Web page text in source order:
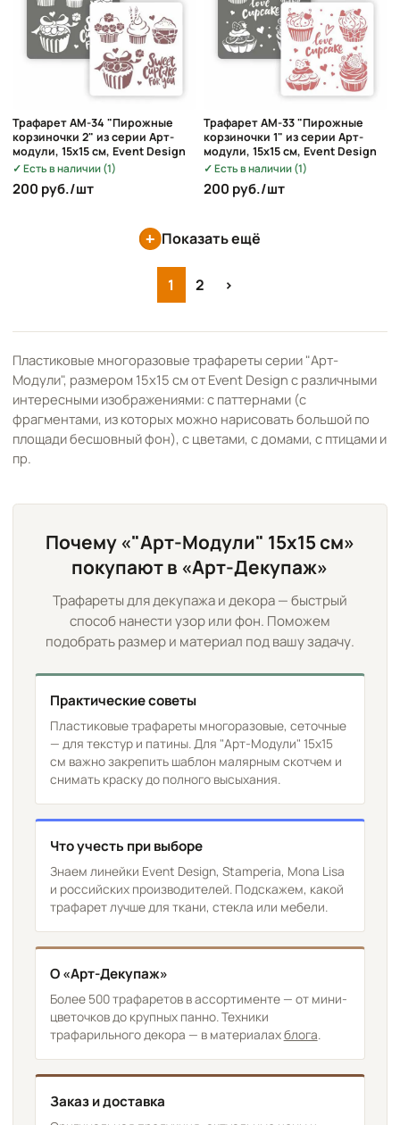
Трафарет AM-34 "Пирожные
корзиночки 2" из серии Арт-
модули, 15х15 см, Event Design
Есть в наличии (1)
200 руб./шт
Трафарет AM-33 "Пирожные
корзиночки 1" из серии Арт-
модули, 15х15 см, Event Design
Есть в наличии (1)
200 руб./шт
Показать ещё
1 2 ›
Пластиковые многоразовые трафареты серии "Арт-
Модули", размером 15х15 см от Event Design с различными
интересными изображениями: с паттернами (с
фрагментами, из которых можно нарисовать большой по
площади бесшовный фон), с цветами, с домами, с птицами и
пр.
Почему «"Арт-Модули" 15х15 см»
покупают в «Арт-Декупаж»
Трафареты для декупажа и декора — быстрый
способ нанести узор или фон. Поможем
подобрать размер и материал под вашу задачу.
Практические советы
Пластиковые трафареты многоразовые, сеточные
— для текстур и патины. Для "Арт-Модули" 15х15
см важно закрепить шаблон малярным скотчем и
снимать краску до полного высыхания.
Что учесть при выборе
Знаем линейки Event Design, Stamperia, Mona Lisa
и российских производителей. Подскажем, какой
трафарет лучше для ткани, стекла или мебели.
О «Арт-Декупаж»
Более 500 трафаретов в ассортименте — от мини-
цветочков до крупных панно. Техники
трафарильного декора — в материалахблога.
Заказ и доставка